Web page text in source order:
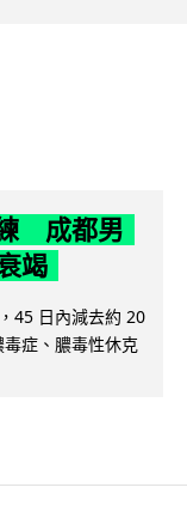
成都男
竭
45 日內減去約 20
症、膿毒性休克